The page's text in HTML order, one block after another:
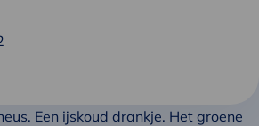
Een ijskoud drankje. Het groene